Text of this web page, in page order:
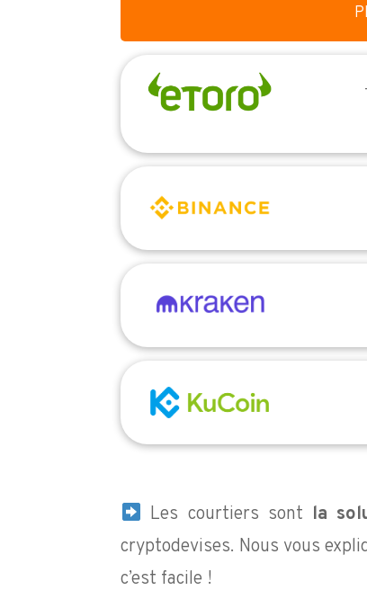
Les courtiers sont la
cryptodevises. Nous vous
c’est facile !